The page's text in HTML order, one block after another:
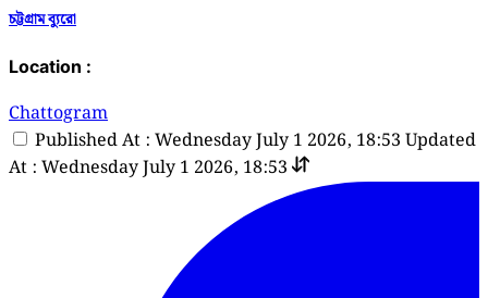
চট্টগ্রাম ব্যুরো
Location :
Chattogram
Published At : Wednesday July 1 2026, 18:53 Updated
At : Wednesday July 1 2026, 18:53